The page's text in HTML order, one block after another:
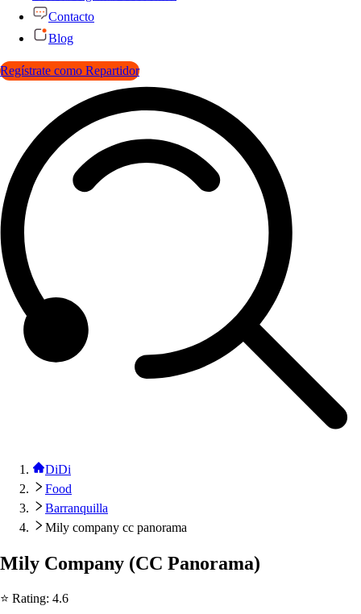
Contacto
Blog
Regístrate como Repartidor
DiDi
Food
Barranquilla
Mily company cc panorama
Mily Company (CC Panorama)
⭐ Rating: 4.6